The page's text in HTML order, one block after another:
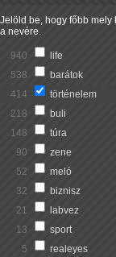
Jelöld be, hogy főbb mely
a nevére.
940 life
538
barátok
414
történelem
218
buli
148
túra
90
zene
52
meló
32
biznisz
21
labvez
13
sport
5
realeyes